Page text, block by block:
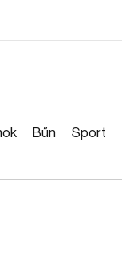
Bűn Sport